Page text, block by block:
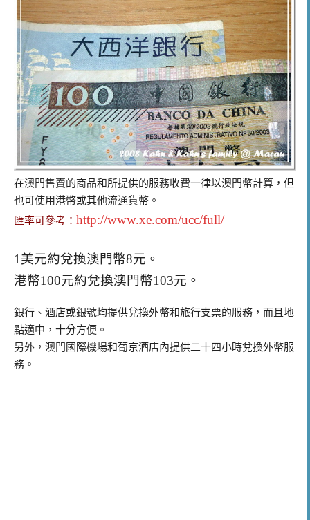
在澳門售賣的商品和所提供的服務收費一律以澳門幣計算，但
也可使用港幣或其他流通貨幣。
匯率可參考： http://www.xe.com/ucc/full/
1美元約兌換澳門幣8元。
港幣100元約兌換澳門幣103元。
銀行、酒店或銀號均提供兌換外幣和旅行支票的服務，而且地
點適中，十分方便。
另外，澳門國際機場和葡京酒店內提供二十四小時兌換外幣服
務。